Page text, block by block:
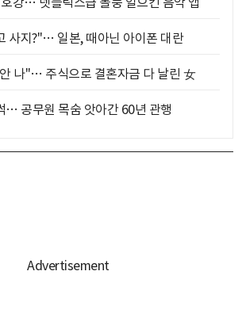
사지?"… 일본, 때아닌 아이폰 대란
나"… 주식으로 결혼자금 다 날린 女
… 공무원 목숨 앗아간 60년 관행